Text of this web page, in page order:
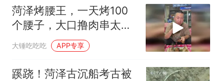
菏泽烤腰王，一天烤100
个腰子，大口撸肉串太爽
了
大锤吃吃吃 APP专享
蹊跷！菏泽古沉船考古被